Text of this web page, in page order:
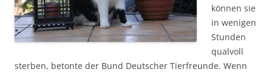
können sie
in wenigen
Stunden
qualvoll
sterben, betonte der Bund Deutscher Tierfreunde. Wenn